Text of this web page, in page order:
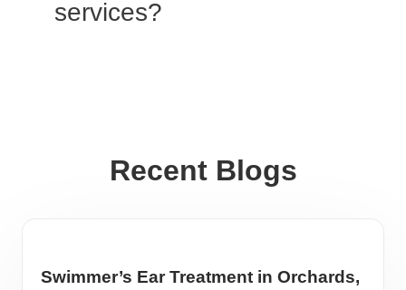
services?
Recent Blogs
Swimmer’s Ear Treatment in Orchards,